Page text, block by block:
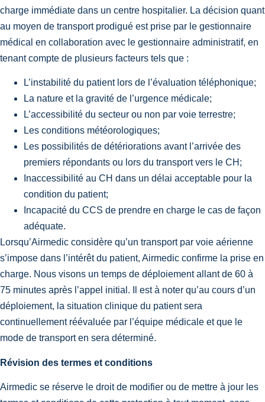
charge immédiate dans un centre hospitalier. La décision quant
au moyen de transport prodigué est prise par le gestionnaire
médical en collaboration avec le gestionnaire administratif, en
tenant compte de plusieurs facteurs tels que :
L’instabilité du patient lors de l’évaluation téléphonique;
La nature et la gravité de l’urgence médicale;
L’accessibilité du secteur ou non par voie terrestre;
Les conditions météorologiques;
Les possibilités de détériorations avant l’arrivée des
premiers répondants ou lors du transport vers le CH;
Inaccessibilité au CH dans un délai acceptable pour la
condition du patient;
Incapacité du CCS de prendre en charge le cas de façon
adéquate.
Lorsqu’Airmedic considère qu’un transport par voie aérienne
s’impose dans l’intérêt du patient, Airmedic confirme la prise en
charge. Nous visons un temps de déploiement allant de 60 à
75 minutes après l’appel initial. Il est à noter qu’au cours d’un
déploiement, la situation clinique du patient sera
continuellement réévaluée par l’équipe médicale et que le
mode de transport en sera déterminé.
Révision des termes et conditions
Airmedic se réserve le droit de modifier ou de mettre à jour les